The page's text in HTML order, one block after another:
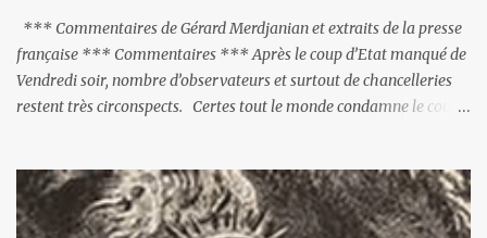
*** Commentaires de Gérard Merdjanian et extraits de la presse
française *** Commentaires *** Après le coup d’Etat manqué de
Vendredi soir, nombre d’observateurs et surtout de chancelleries
restent très circonspects. Certes tout le monde condamne le coup
actions menées par le président Erdoğan, et pour certains sur la
réalisation du putsch lui-même.